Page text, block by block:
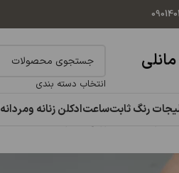
انتخاب دسته بندی
رنگ ثابتساعتادکلن زنانه ومردانه
صفحه صورتی | نقره ای 14040932